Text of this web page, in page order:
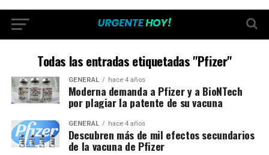
Todas las entradas etiquetadas "Pfizer"
GENERAL hace 4 años
Moderna demanda a Pfizer y a BioNTech
por plagiar la patente de su vacuna
GENERAL hace 4 años
Descubren más de mil efectos secundarios
de la vacuna de Pfizer